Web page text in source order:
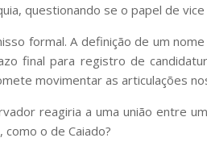
questionando se o papel de
formal. A definição de um
final para registro de
movimentar as articulações
reagiria a uma união entre
o de Caiado?